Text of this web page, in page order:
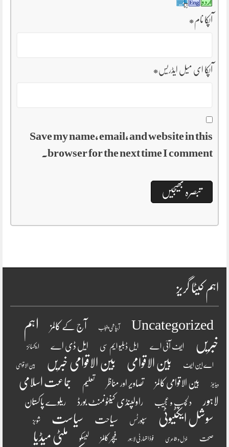
آپکا نام*
آپکا ای میل ایڈریس*
Save my name, email, and website in this
browser for the next time I comment.
اہم کیٹا گریز
Uncategorized آبپاشی پنجاب آج کے کالمز
اہم
خبریں
ایف آئی اے ایل ڈبلیو ایم سی ایل ڈی اے ایکسائز
اے این ایف بین الاقوامی بین الاقوامی خبریں بین الاقوامی
ویڈیوز بین الاقوامی کالمز تصاویر اور مناظر تعلیم
جماعت اسلامی
لاہور
دلچسپ و عجیب راولپنڈی کینٹونمنٹ بورڈ ریلوے پاکستان
سوشل ایکٹیوٹی سپورٹس سیاحت سیاست شوبز
صحت غزل و شاعری فوڈ اتھارٹی لاہور فیچر کالمز لیسکو ملٹی میڈیا